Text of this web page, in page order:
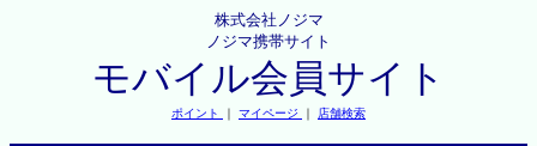
株式会社ノジマ
ノジマ携帯サイト
モバイル会員サイト
ポイント ｜ マイページ ｜ 店舗検索